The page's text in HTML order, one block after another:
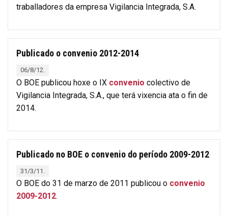
traballadores da empresa Vigilancia Integrada, S.A.
Publicado o convenio 2012-2014
06/8/12.
O BOE publicou hoxe o IX convenio colectivo de
Vigilancia Integrada, S.A., que terá vixencia ata o fin de
2014.
Publicado no BOE o convenio do período 2009-2012
31/3/11.
O BOE do 31 de marzo de 2011 publicou o convenio
2009-2012.